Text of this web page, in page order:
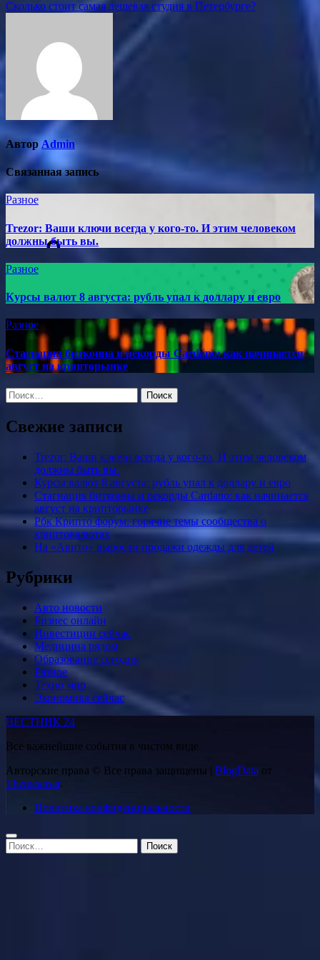
по
Сколько стоит самая дешевая студия в Петербурге?
Автор Admin
Связанная запись
Разное
Trezor: Ваши ключи всегда у кого-то. И этим человеком
должны быть вы.
Разное
Курсы валют 8 августа: рубль упал к доллару и евро
Разное
Стагнация биткоина и рекорды Cardano: как начинается
август на крипторынке
Найти:
Свежие записи
Trezor: Ваши ключи всегда у кого-то. И этим человеком
должны быть вы.
Курсы валют 8 августа: рубль упал к доллару и евро
Стагнация биткоина и рекорды Cardano: как начинается
август на крипторынке
Рбк Крипто форум: горячие темы сообщества о
криптовалютах
На «Авито» выросли продажи одежды для детей
Рубрики
Авто новости
Бизнес онлайн
Инвестиции сейчас
Медицина рядом
Образование сегодня
Разное
Техно мир
Экономика сейчас
ВЕСТНИК 24
Все важнейшие события в чистом виде
Авторские права © Все права защищены | BlogData от
Themeansar.
Политика конфиденциальности
Найти: